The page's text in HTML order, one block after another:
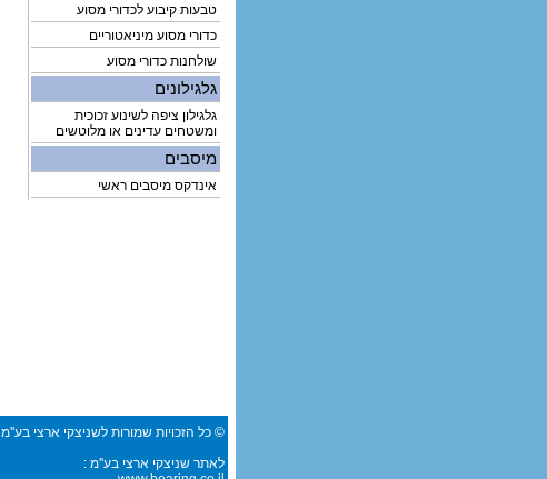
טבעות קיבוע לכדורי מסוע
כדורי מסוע מיניאטוריים
שולחנות כדורי מסוע
גלגילונים
גלגילון ציפה לשינוע זכוכית
ומשטחים עדינים או מלוטשים
מיסבים
אינדקס מיסבים ראשי
© כל הזכויות שמורות לשניצקי ארצי בע''מ
לאתר שניצקי ארצי בע''מ :